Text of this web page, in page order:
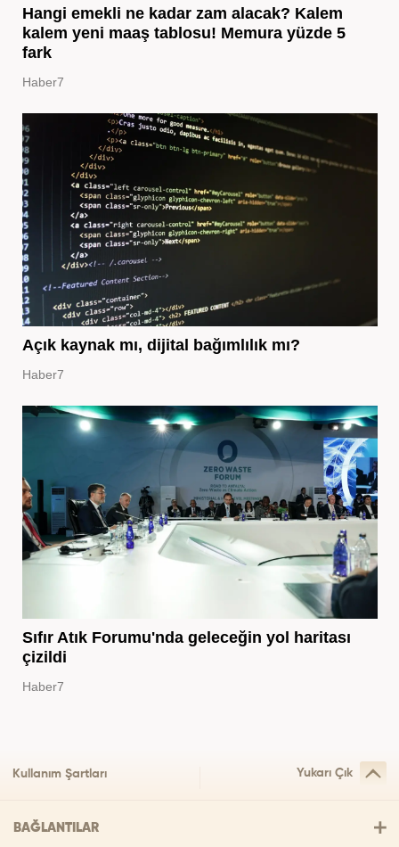
Hangi emekli ne kadar zam alacak? Kalem
kalem yeni maaş tablosu! Memura yüzde 5
fark
Haber7
Açık kaynak mı, dijital bağımlılık mı?
Haber7
Sıfır Atık Forumu'nda geleceğin yol haritası
çizildi
Haber7
Kullanım Şartları Yukarı Çık
BAĞLANTILAR